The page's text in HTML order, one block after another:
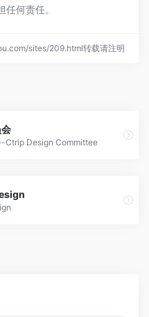
何责任。
sites/209.html转载请注明
-Ctrip Design Committee